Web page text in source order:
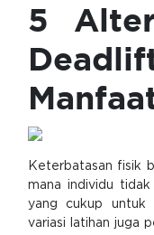
5
Keterbatasan fisik
mana individu
yang cukup untuk
variasi latihan juga